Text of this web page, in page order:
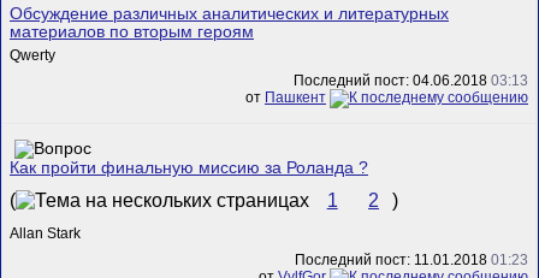
Обсуждение различных аналитических и литературных
материалов по вторым героям
Qwerty
Последний пост: 04.06.2018 03:13
от Пашкент
Как пройти финальную миссию за Роланда ?
( 1 2 )
Allan Stark
Последний пост: 11.01.2018 01:23